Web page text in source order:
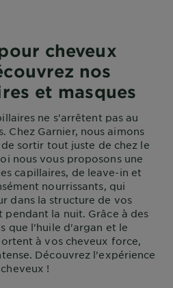
cheveux
nos
et masques
ne s'arrêtent pas au
Chez Garnier, nous aimons
sortir tout juste de chez le
nous vous proposons une
capillaires, de leave-in et
nourrissants, qui
dans la structure de vos
pendant la nuit. Grâce à des
que l'huile d'argan et le
à vos cheveux force,
Découvrez l'expérience
!